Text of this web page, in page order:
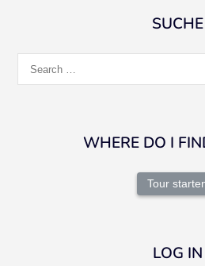
SUCHE
for:
WHERE DO I
Tour
LOG IN